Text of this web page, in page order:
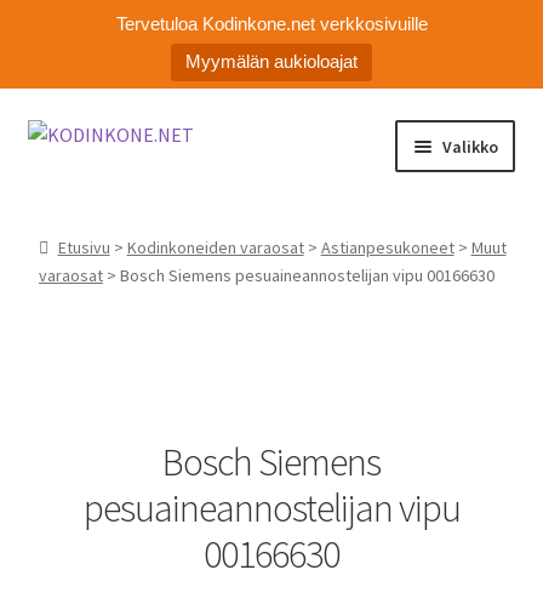
Tervetuloa Kodinkone.net verkkosivuille
Myymälän aukioloajat
Siirry
Siirry
Valikko
tason
valikko
Ota yhteyttä
Etusivu > Kodinkoneiden varaosat> Astianpesukoneet> Muut
varaosat > Bosch Siemens pesuaineannostelijan vipu 00166630
Bosch Siemens
pesuaineannostelijan vipu
00166630